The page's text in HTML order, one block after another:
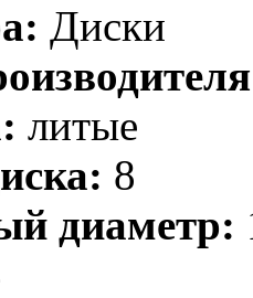
Диски
литые
8
диаметр: